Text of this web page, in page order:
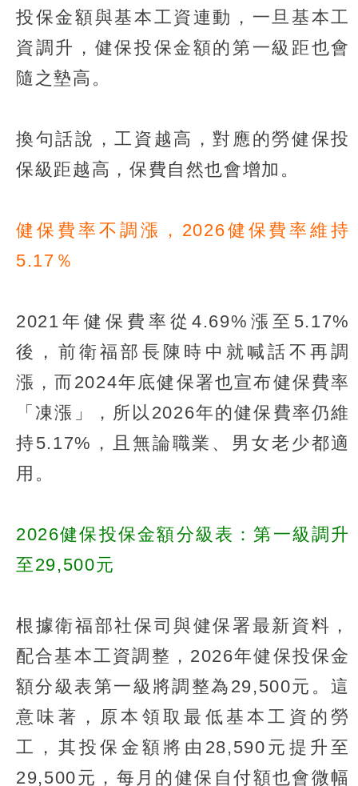
投保金額與基本工資連動，一旦基本工
資調升，健保投保金額的第一級距也會
隨之墊高。
換句話說，工資越高，對應的勞健保投
保級距越高，保費自然也會增加。
健保費率不調漲，2026健保費率維持
5.17％
2021年健保費率從4.69%漲至5.17%
後，前衛福部長陳時中就喊話不再調
漲，而2024年底健保署也宣布健保費率
「凍漲」，所以2026年的健保費率仍維
持5.17%，且無論職業、男女老少都適
用。
2026健保投保金額分級表：第一級調升
至29,500元
根據衛福部社保司與健保署最新資料，
配合基本工資調整，2026年健保投保金
額分級表第一級將調整為29,500元。這
意味著，原本領取最低基本工資的勞
工，其投保金額將由28,590元提升至
29,500元，每月的健保自付額也會微幅